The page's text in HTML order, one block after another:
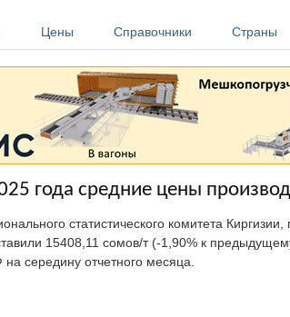
Цены Справочники Страны
года средние цены
статистического комитета
15408,11 сомов/т (-1,90% к
середину отчетного месяца.